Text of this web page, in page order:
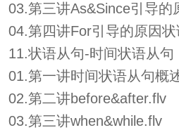
03.第三讲As&Since引导的
04.第四讲For引导的原因
11.状语从句-时间状语从句
01.第一讲时间状语从句概
02.第二讲before&after.flv
03.第三讲when&while.flv